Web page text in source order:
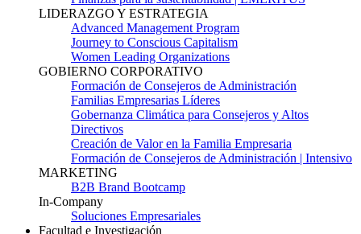
LIDERAZGO Y ESTRATEGIA
Advanced Management Program
Journey to Conscious Capitalism
Women Leading Organizations
GOBIERNO CORPORATIVO
Formación de Consejeros de Administración
Familias Empresarias Líderes
Gobernanza Climática para Consejeros y Altos
Directivos
Creación de Valor en la Familia Empresaria
Formación de Consejeros de Administración | Intensivo
MARKETING
B2B Brand Bootcamp
In-Company
Soluciones Empresariales
Facultad e Investigación